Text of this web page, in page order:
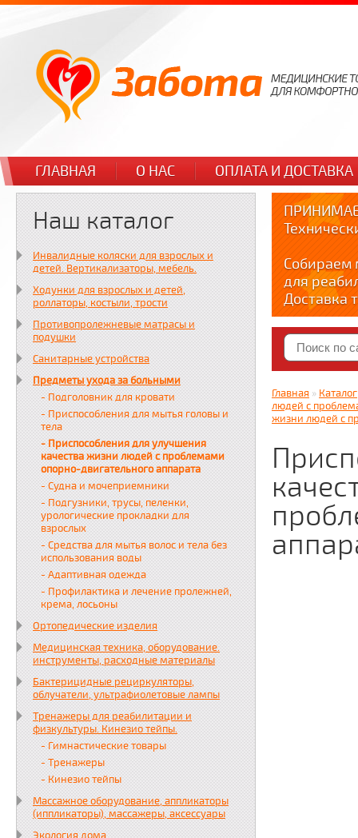
ГЛАВНАЯ О НАС ОПЛАТА И ДОСТАВКА
Наш каталог
Инвалидные коляски для взрослых и
детей. Вертикализаторы, мебель.
Ходунки для взрослых и детей,
роллаторы, костыли, трости
Противопролежневые матрасы и
подушки
Санитарные устройства
Предметы ухода за больными
- Подголовник для кровати
- Приспособления для мытья головы и
тела
- Приспособления для улучшения
качества жизни людей с проблемами
опорно-двигательного аппарата
- Судна и мочеприемники
- Подгузники, трусы, пеленки,
урологические прокладки для
взрослых
- Средства для мытья волос и тела без
использования воды
- Адаптивная одежда
- Профилактика и лечение пролежней,
крема, лосьоны
Ортопедические изделия
Медицинская техника, оборудование.
инструменты, расходные материалы
Бактерицидные рециркуляторы,
облучатели, ультрафиолетовые лампы
Тренажеры для реабилитации и
физкультуры. Кинезио тейпы.
- Гимнастические товары
- Тренажеры
- Кинезио тейпы
Массажное оборудование, аппликаторы
(иппликаторы), массажеры, аксессуары
Собираем
для
Доставка
по тел.
Краткие
Яндекс.
zabota16.ru
Всегда на
Главная » Каталог
людей с
жизни людей с